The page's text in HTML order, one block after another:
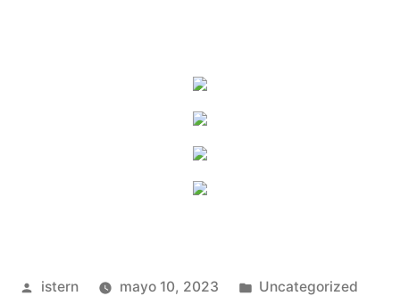
Publicado
istern mayo 10, 2023
Publicado
Uncategorized